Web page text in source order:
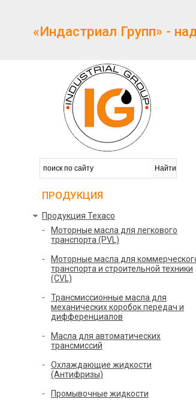
«Индастриал Групп» -
ПРОДУКЦИЯ
Продукция Texaco
Моторные масла для легкового
транспорта (PVL)
Моторные масла для
транспорта и строительной техники
(CVL)
Трансмиссионные масла для
механических коробок передач и
дифференциалов
Масла для автоматических
трансмиссий
Охлаждающие жидкости
(Антифризы)
Промывочные жидкости